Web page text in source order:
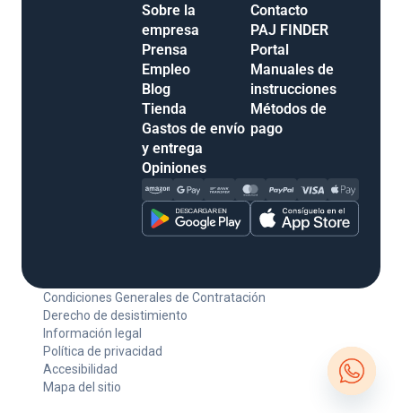
Sobre la
empresa
Prensa
Empleo
Blog
Tienda
Gastos de envío
y entrega
Opiniones
Contacto
PAJ FINDER
Portal
Manuales de
instrucciones
Métodos de
pago
Condiciones Generales de Contratación
Derecho de desistimiento
Información legal
Política de privacidad
Accesibilidad
Mapa del sitio